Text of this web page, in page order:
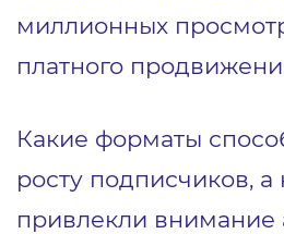
миллионных
платного
Какие форматы
росту подписчиков, а
привлекли внимание